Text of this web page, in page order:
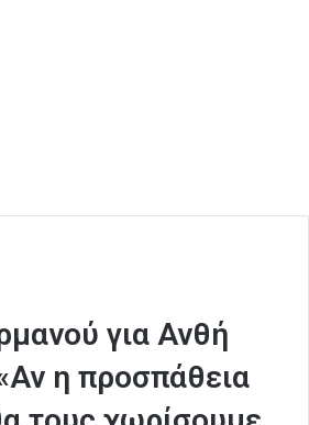
για Ανθή
η προσπάθεια